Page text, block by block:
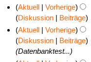
e
n
f
a
s
s
m
m
e
n
f
a
s
a
m
m
e
n
z
u
s
a
m
g
s
z
u
s
u
n
g
s
z
0
9
Aktuell
Vorherige
Diskussion
Beiträge
K
e
i
n
Aktuell Vorherige
Diskussion
Beiträge
Datenbanktest...